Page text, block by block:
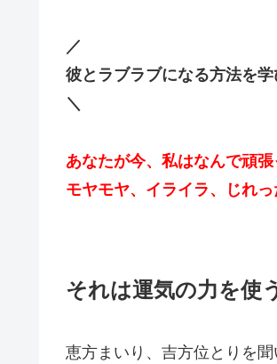
／
彼とラブラブになる方法を
＼
あなたが今、 私はなんで頑張
モヤモヤ、イライラ、じれ
それは運気の力を使
恵方まいり、吉方位とりを